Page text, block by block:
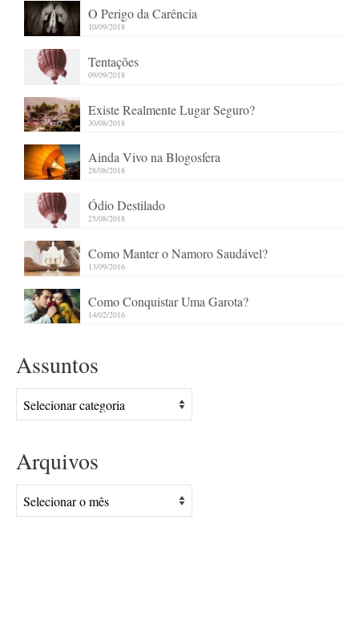
O Perigo da Carência
10/09/2018
Tentações
09/09/2018
Existe Realmente Lugar Seguro?
30/08/2018
Ainda Vivo na Blogosfera
28/08/2018
Ódio Destilado
25/08/2018
Como Manter o Namoro Saudável?
13/09/2016
Como Conquistar Uma Garota?
14/02/2016
Assuntos
Assuntos
Arquivos
Arquivos